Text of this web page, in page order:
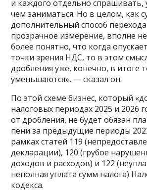
и каждого отдельно спрашивать,
чем заниматься. Но в целом, как
дополнительный способ
прозрачное измерение, вполне
более понятно, что когда
точки зрения НДС, то в этом
дробления уже, конечно, в итоге
уменьшаются», — сказал он.
По этой схеме бизнес, который
налоговых периодах 2025 и 2026
от дробления, не будет обязан
пени за предыдущие периоды
рамках статей 119
декларации), 120 (грубое
доходов и расходов) и 122
неполная уплата сумм налога)
кодекса.